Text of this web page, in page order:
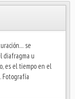
se
diafragma u
es el tiempo en el
Fotografía